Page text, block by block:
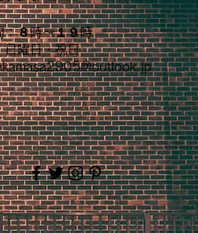
：８時〜１９時
日曜日・祝日